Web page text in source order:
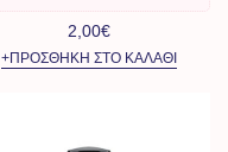
2,00€
+ΠΡΟΣΘΉΚΗ ΣΤΟ ΚΑΛΆΘΙ